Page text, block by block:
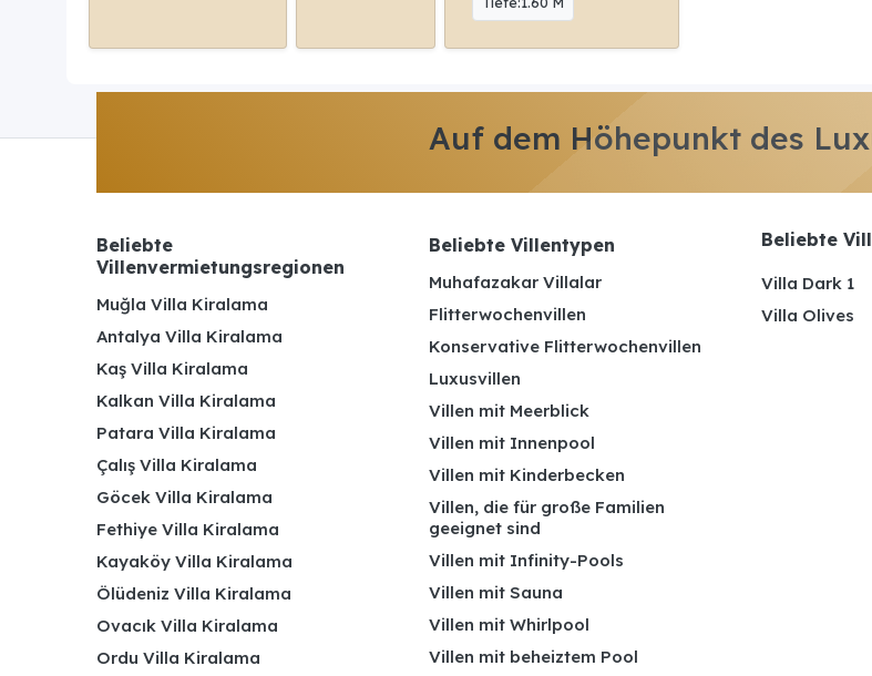
Auf dem Höhepunkt des
Beliebte
Villenvermietungsregionen
Muğla Villa Kiralama
Antalya Villa Kiralama
Kaş Villa Kiralama
Kalkan Villa Kiralama
Patara Villa Kiralama
Çalış Villa Kiralama
Göcek Villa Kiralama
Fethiye Villa Kiralama
Kayaköy Villa Kiralama
Ölüdeniz Villa Kiralama
Ovacık Villa Kiralama
Ordu Villa Kiralama
Beliebte Villentypen
Muhafazakar Villalar
Flitterwochenvillen
Konservative Flitterwochenvillen
Luxusvillen
Villen mit Meerblick
Villen mit Innenpool
Villen mit Kinderbecken
Villen, die für große Familien
geeignet sind
Villen mit Infinity-Pools
Villen mit Sauna
Villen mit Whirlpool
Villen mit beheiztem Pool
Beliebte
Villa Dark 1
Villa Olives